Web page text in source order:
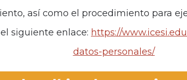
así como el procedimiento para
siguiente enlace: https://
datos-personales/